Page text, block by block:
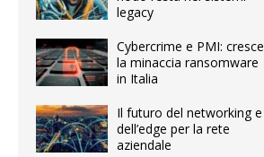
legacy
Cybercrime e PMI: cresce
la minaccia ransomware
in Italia
Il futuro del networking e
dell’edge per la rete
aziendale